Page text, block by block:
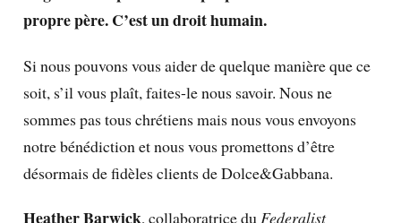
propre père. C’est un droit humain.
Si nous pouvons vous aider de quelque manière que ce
soit, s’il vous plaît, faites-le nous savoir. Nous ne
sommes pas tous chrétiens mais nous vous envoyons
notre bénédiction et nous vous promettons d’être
désormais de fidèles clients de Dolce&Gabbana.
Heather Barwick, collaboratrice duFederalist